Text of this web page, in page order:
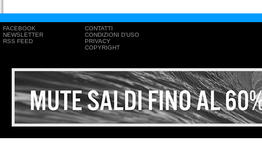
FACEBOOK
NEWSLETTER
RSS FEED
CONTATTI
CONDIZIONI D'USO
PRIVACY
COPYRIGHT